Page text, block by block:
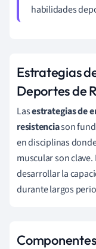
habilidades
Estrategias
Deportes de
Lasestrategias de
resistenciason
en disciplinas
muscular son clave.
desarrollar la
durante largos